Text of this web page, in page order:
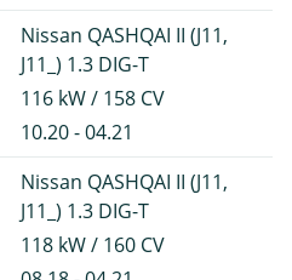
Nissan QASHQAI II (J11,
J11_) 1.3 DIG-T
116 kW / 158 CV
10.20 - 04.21
Nissan QASHQAI II (J11,
J11_) 1.3 DIG-T
118 kW / 160 CV